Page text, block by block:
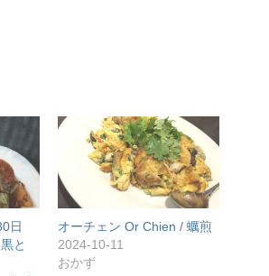
日
と
オーチェン Or Chien / 蠣煎
2024-10-11
おかず